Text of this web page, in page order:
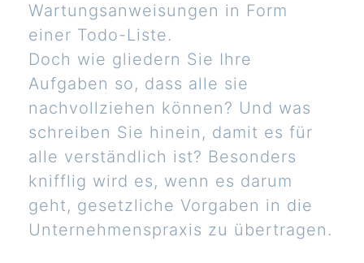
Wartungsanweisungen in Form
einer Todo-Liste.
Doch wie gliedern Sie Ihre
Aufgaben so, dass alle sie
nachvollziehen können? Und was
schreiben Sie hinein, damit es für
alle verständlich ist? Besonders
knifflig wird es, wenn es darum
geht, gesetzliche Vorgaben in die
Unternehmenspraxis zu übertragen.